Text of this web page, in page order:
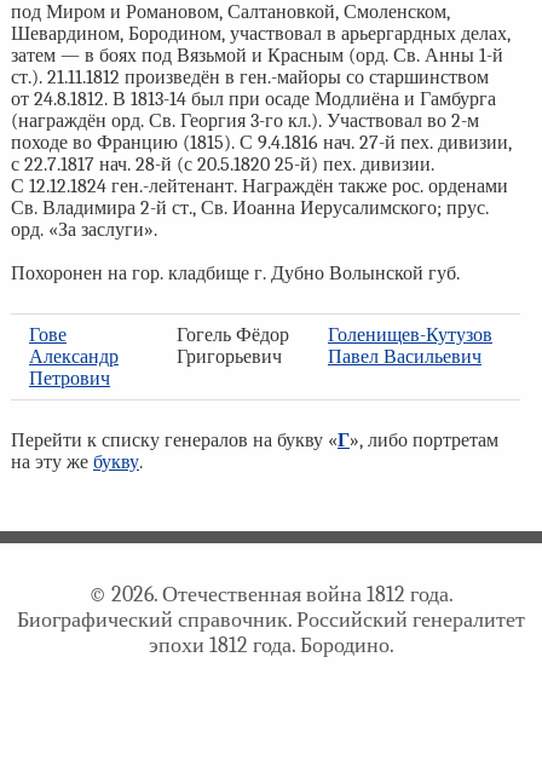
под Миром и Романовом, Салтановкой, Смоленском,
Шевардином, Бородином, участвовал в арьергардных делах,
затем — в боях под Вязьмой и Красным (орд. Св. Анны 1-й
ст.). 21.11.1812 произведён в ген.-майоры со старшинством
от 24.8.1812. В 1813-14 был при осаде Модлиёна и Гамбурга
(награждён орд. Св. Георгия 3-го кл.). Участвовал во 2-м
походе во Францию (1815). С 9.4.1816 нач. 27-й пех. дивизии,
с 22.7.1817 нач. 28-й (с 20.5.1820 25-й) пех. дивизии.
С 12.12.1824 ген.-лейтенант. Награждён также рос. орденами
Св. Владимира 2-й ст., Св. Иоанна Иерусалимского; прус.
орд. «За заслуги».
Похоронен на гор. кладбище г. Дубно Волынской губ.
Гове
Александр
Петрович
Гогель Фёдор
Григорьевич
Голенищев-Кутузов
Павел Васильевич
Перейти к списку генералов на букву «Г», либо портретам
на эту же букву.
© 2026. Отечественная война 1812 года.
Биографический справочник. Российский генералитет
эпохи 1812 года. Бородино.